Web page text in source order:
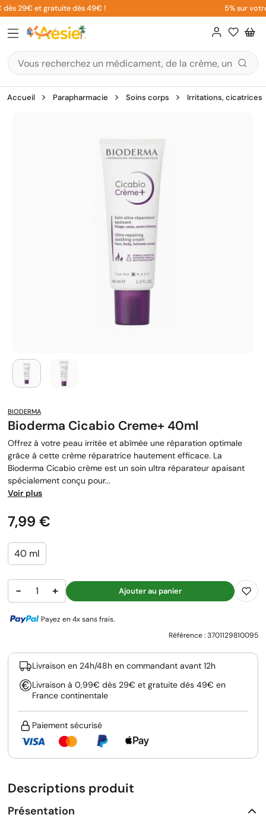
Aller
au
contenu
29€ et gratuite dès 49€ ! 5% sur
Accueil Parapharmacie Soins corps Irritations, cicatrices
BIODERMA
Bioderma Cicabio Creme+ 40ml
Offrez à votre peau irritée et abîmée une réparation optimale
grâce à cette crème réparatrice hautement efficace. La
Bioderma Cicabio crème est un soin ultra réparateur apaisant
spécialement conçu pour...
Voir plus
Prix
7,99 €
40 ml
− + Ajouter au panier
Payez en 4x sans frais.
Référence :3701129810095
Livraison en 24h/48h en commandant avant 12h
Livraison à 0,99€ dès 29€ et gratuite dès 49€ en
France continentale
Paiement sécurisé
Descriptions produit
Présentation